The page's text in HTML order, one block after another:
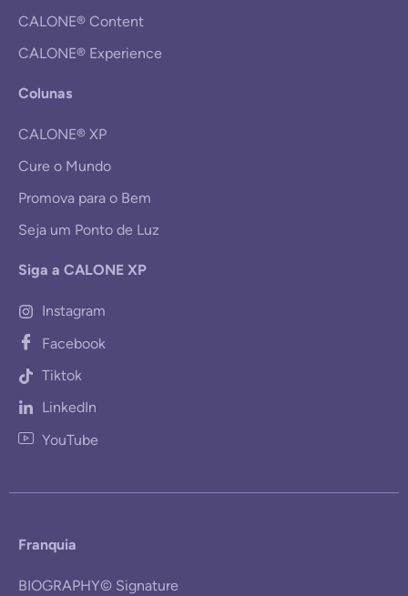
CALONE® Content
CALONE® Experience
Colunas
CALONE® XP
Cure o Mundo
Promova para o Bem
Seja um Ponto de Luz
Siga a CALONE XP
Instagram
Facebook
Tiktok
LinkedIn
YouTube
Franquia
BIOGRAPHY© Signature